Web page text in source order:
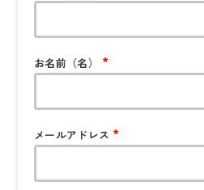
お名前（名） *
メールアドレス *